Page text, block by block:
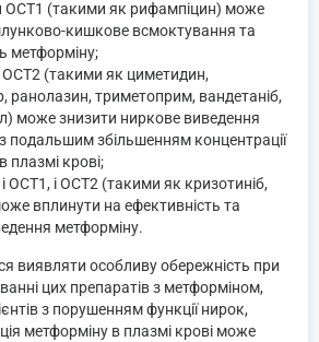
OCT1 (такими як рифампіцин) може
кишкове всмоктування та
метформіну;
OCT2 (такими як циметидин,
ранолазин, триметоприм, вандетаніб,
може знизити ниркове виведення
подальшим збільшенням концентрації
плазмі крові;
і OCT1, і OCT2 (такими як кризотиніб,
вплинути на ефективність та
метформіну.
виявляти особливу обережність при
цих препаратів з метформіном,
з порушенням функції нирок,
метформіну в плазмі крові може